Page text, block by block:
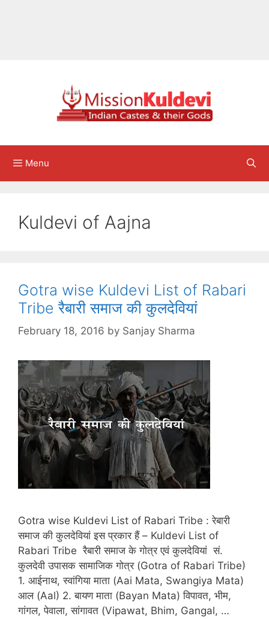
Menu
Kuldevi of Aajna
Gotra wise Kuldevi List of Rabari
Tribe रैबारी समाज की कुलदेवियां
February 18, 2016 by Sanjay Sharma
Gotra wise Kuldevi List of Rabari Tribe : रेबारी
समाज की कुलदेवियां इस प्रकार हैं – Kuldevi List of
Rabari Tribe रैबारी समाज के गोत्र एवं कुलदेवियां सं.
कुलदेवी उपासक सामाजिक गोत्र (Gotra of Rabari Tribe)
1. आईनाथ, स्वांगिया माता (Aai Mata, Swangiya Mata)
आल (Aal) 2. बायण माता (Bayan Mata) विपावत, भीम,
गांगल, पेवाला, सांगावत (Vipawat, Bhim, Gangal, …